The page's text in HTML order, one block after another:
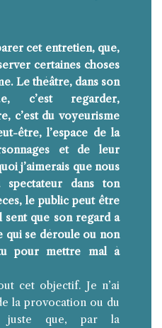
cet entretien, que,
certaines choses
Le théâtre, dans son
c’est regarder,
c’est du voyeurisme
être, l’espace de la
et de leur
j’aimerais que nous
dans ton
le public peut être
sent que son regard a
qui se déroule ou non
pour mettre mal à
cet objectif. Je n’ai
la provocation ou du
juste que, par la